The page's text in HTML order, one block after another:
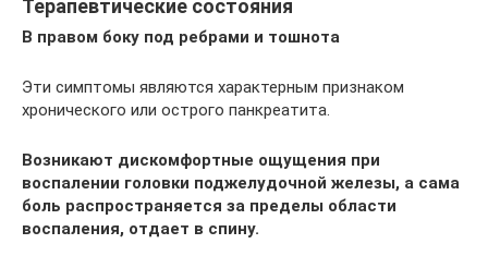
Терапевтические состояния
В правом боку под ребрами и тошнота
Эти симптомы являются характерным признаком
хронического или острого панкреатита.
Возникают дискомфортные ощущения при
воспалении головки поджелудочной железы, а сама
боль распространяется за пределы области
воспаления, отдает в спину.